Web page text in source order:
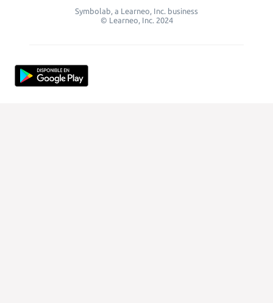
Symbolab, a Learneo, Inc. business
© Learneo, Inc. 2024